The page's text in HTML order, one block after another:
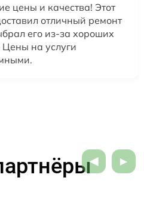
цены и качества! Этот
отличный ремонт
его из-за хороших
на услуги